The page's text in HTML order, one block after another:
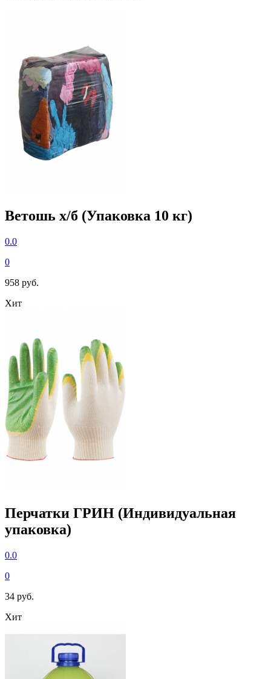
Ветошь х/б (Упаковка 10 кг)
0.0
0
958 руб.
Хит
Перчатки ГРИН (Индивидуальная
упаковка)
0.0
0
34 руб.
Хит